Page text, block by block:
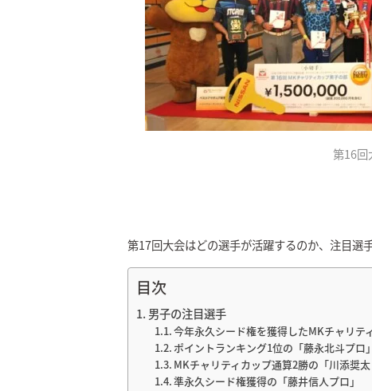
第16回
第17回大会はどの選手が活躍するのか、注目選
目次
男子の注目選手
今年永久シード権を獲得したMKチャリテ
ポイントランキング1位の「藤永北斗プロ」
MKチャリティカップ通算2勝の「川添奨
準永久シード権獲得の「藤井信人プロ」